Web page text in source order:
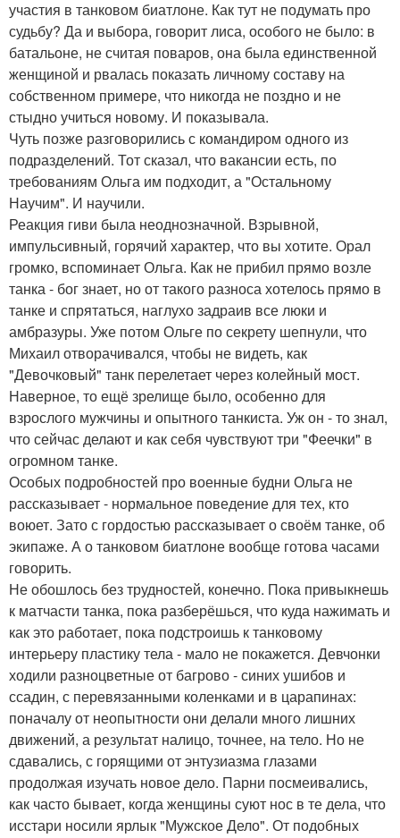
участия в танковом биатлоне. Как тут не подумать про
судьбу? Да и выбора, говорит лиса, особого не было: в
батальоне, не считая поваров, она была единственной
женщиной и рвалась показать личному составу на
собственном примере, что никогда не поздно и не
стыдно учиться новому. И показывала.
Чуть позже разговорились с командиром одного из
подразделений. Тот сказал, что вакансии есть, по
требованиям Ольга им подходит, а "Остальному
Научим". И научили.
Реакция гиви была неоднозначной. Взрывной,
импульсивный, горячий характер, что вы хотите. Орал
громко, вспоминает Ольга. Как не прибил прямо возле
танка - бог знает, но от такого разноса хотелось прямо в
танке и спрятаться, наглухо задраив все люки и
амбразуры. Уже потом Ольге по секрету шепнули, что
Михаил отворачивался, чтобы не видеть, как
"Девочковый" танк перелетает через колейный мост.
Наверное, то ещё зрелище было, особенно для
взрослого мужчины и опытного танкиста. Уж он - то знал,
что сейчас делают и как себя чувствуют три "Феечки" в
огромном танке.
Особых подробностей про военные будни Ольга не
рассказывает - нормальное поведение для тех, кто
воюет. Зато с гордостью рассказывает о своём танке, об
экипаже. А о танковом биатлоне вообще готова часами
говорить.
Не обошлось без трудностей, конечно. Пока привыкнешь
к матчасти танка, пока разберёшься, что куда нажимать и
как это работает, пока подстроишь к танковому
интерьеру пластику тела - мало не покажется. Девчонки
ходили разноцветные от багрово - синих ушибов и
ссадин, с перевязанными коленками и в царапинах:
поначалу от неопытности они делали много лишних
движений, а результат налицо, точнее, на тело. Но не
сдавались, с горящими от энтузиазма глазами
продолжая изучать новое дело. Парни посмеивались,
как часто бывает, когда женщины суют нос в те дела, что
исстари носили ярлык "Мужское Дело". От подобных